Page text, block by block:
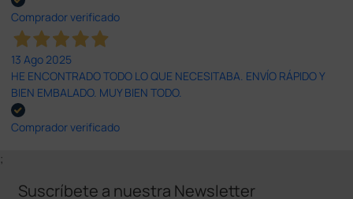
Comprador verificado
13 Ago 2025
HE ENCONTRADO TODO LO QUE NECESITABA. ENVÍO RÁPIDO Y
BIEN EMBALADO. MUY BIEN TODO.
Comprador verificado
;
Suscríbete a nuestra Newsletter